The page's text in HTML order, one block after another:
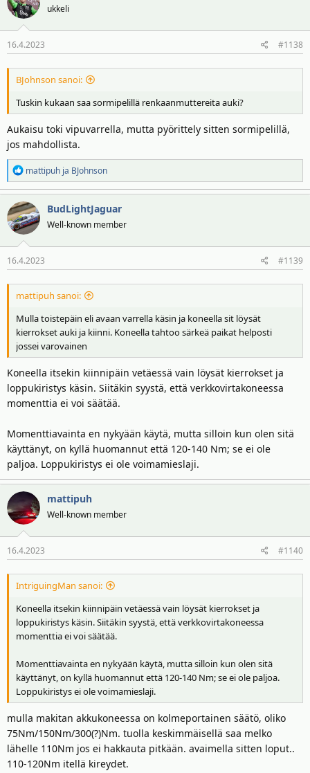
ukkeli
16.4.2023 #1138
BJohnson sanoi:
Tuskin kukaan saa sormipelillä renkaanmuttereita auki?
Aukaisu toki vipuvarrella, mutta pyörittely sitten sormipelillä,
jos mahdollista.
R
e
a
k
t
i
o
t
mattipuh ja BJohnson
BudLightJaguar
Well-known member
16.4.2023 #1139
mattipuh sanoi:
Mulla toistepäin eli avaan varrella käsin ja koneella sit löysät
kierrokset auki ja kiinni. Koneella tahtoo särkeä paikat helposti
jossei varovainen
Koneella itsekin kiinnipäin vetäessä vain löysät kierrokset ja
loppukiristys käsin. Siitäkin syystä, että verkkovirtakoneessa
momenttia ei voi säätää.
Momenttiavainta en nykyään käytä, mutta silloin kun olen sitä
käyttänyt, on kyllä huomannut että 120-140 Nm; se ei ole
paljoa. Loppukiristys ei ole voimamieslaji.
mattipuh
Well-known member
16.4.2023 #1140
IntriguingMan sanoi:
Koneella itsekin kiinnipäin vetäessä vain löysät kierrokset ja
loppukiristys käsin. Siitäkin syystä, että verkkovirtakoneessa
momenttia ei voi säätää.
Momenttiavainta en nykyään käytä, mutta silloin kun olen sitä
käyttänyt, on kyllä huomannut että 120-140 Nm; se ei ole paljoa.
Loppukiristys ei ole voimamieslaji.
mulla makitan akkukoneessa on kolmeportainen säätö, oliko
75Nm/150Nm/300(?)Nm. tuolla keskimmäisellä saa melko
lähelle 110Nm jos ei hakkauta pitkään. avaimella sitten loput..
110-120Nm itellä kireydet.